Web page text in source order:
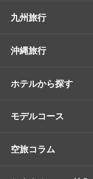
九州旅行
沖縄旅行
ホテルから探す
モデルコース
空旅コラム